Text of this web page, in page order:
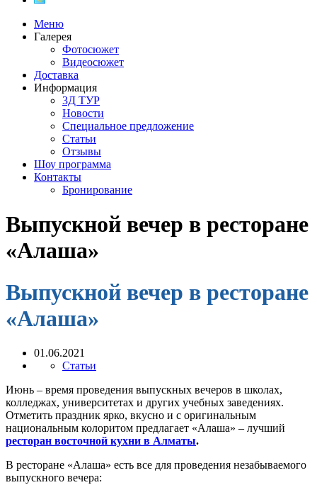
Меню
Галерея
Фотосюжет
Видеосюжет
Доставка
Информация
3Д ТУР
Новости
Cпециальное предложение
Статьи
Отзывы
Шоу программа
Контакты
Бронирование
Выпускной вечер в ресторане
«Алаша»
Выпускной вечер в ресторане
«Алаша»
01.06.2021
Статьи
Июнь – время проведения выпускных вечеров в школах,
колледжах, университетах и других учебных заведениях.
Отметить праздник ярко, вкусно и с оригинальным
национальным колоритом предлагает «Алаша» – лучший
ресторан восточной кухни в Алматы.
В ресторане «Алаша» есть все для проведения незабываемого
выпускного вечера: